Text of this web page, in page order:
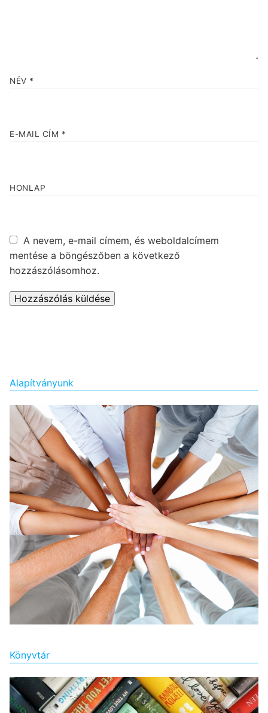
NÉV *
E-MAIL CÍM *
HONLAP
A nevem, e-mail címem, és weboldalcímem
mentése a böngészőben a következő
hozzászólásomhoz.
Alapítványunk
Könyvtár